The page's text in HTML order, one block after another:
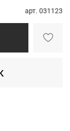
арт. 031123